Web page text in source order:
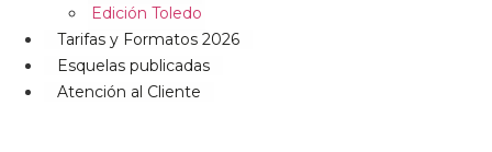
Edición Toledo
Tarifas y Formatos 2026
Esquelas publicadas
Atención al Cliente